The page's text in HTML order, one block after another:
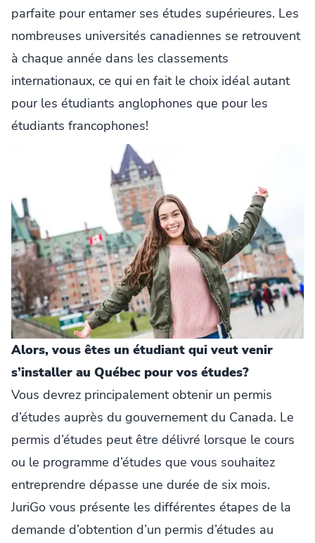
parfaite pour entamer ses études supérieures. Les
nombreuses universités canadiennes se retrouvent
à chaque année dans les classements
internationaux, ce qui en fait le choix idéal autant
pour les étudiants anglophones que pour les
étudiants francophones!
Alors, vous êtes un étudiant qui veut venir
s’installer au Québec pour vos études?
Vous devrez principalement obtenir un permis
d’études auprès du gouvernement du Canada. Le
permis d’études peut être délivré lorsque le cours
ou le programme d’études que vous souhaitez
entreprendre dépasse une durée de six mois.
JuriGo vous présente les différentes étapes de la
demande d’obtention d’un permis d’études au